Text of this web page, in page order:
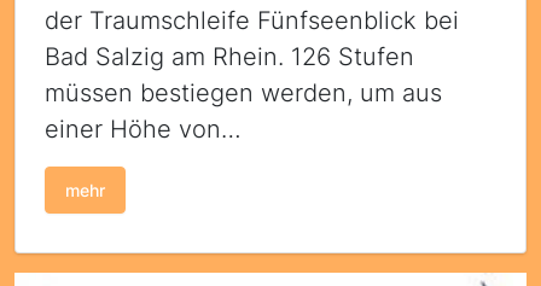
der Traumschleife Fünfseenblick bei
Bad Salzig am Rhein. 126 Stufen
müssen bestiegen werden, um aus
einer Höhe von…
mehr